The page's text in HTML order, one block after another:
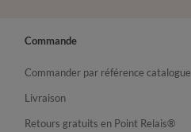
Commande
Commander par référence catalogue
Livraison
Retours gratuits en Point Relais®